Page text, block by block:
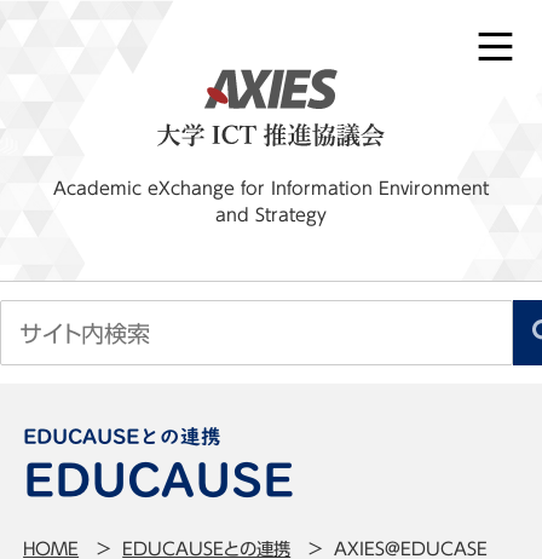
Academic eXchange for Information Environment
and Strategy
EDUCAUSEとの連携
HOME EDUCAUSEとの連携
AXIES@EDUCASE